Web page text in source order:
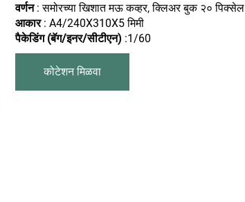
वर्णन : समोरच्या खिशात मऊ कव्हर, क्लिअर बुक २० पिक्सेल
आकार : A4/240X310X5 मिमी
पैकेडिंग (बॅग/इनर/सीटीएन) :1/60
कोटेशन मिळवा